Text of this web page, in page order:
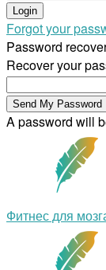
Forgot your
Password
Recover your
A password will
Фитнес для